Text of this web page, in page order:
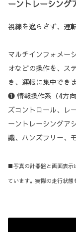
ーントレーシング
視線を逸らさず、運
マルチインフォメー
オなどの操作を、ス
き、運転に集中できま
❶ 情報操作系（4方
ズコントロール、レ
ーントレーシング
識、ハンズフリー、
■写真の計器盤と画面表示
ています。実際の走行状態